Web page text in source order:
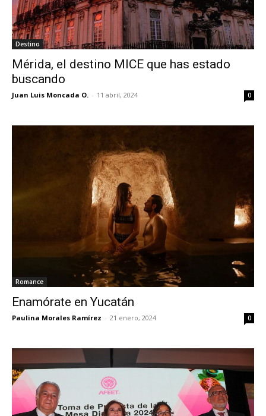
Destino
Mérida, el destino MICE que has estado
buscando
Juan Luis Moncada O. - 11 abril, 2024 0
Romance
Enamórate en Yucatán
Paulina Morales Ramírez - 21 enero, 2024 0